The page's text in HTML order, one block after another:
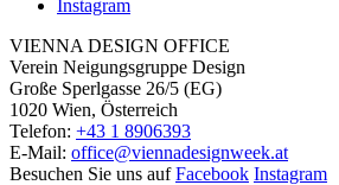
Instagram
VIENNA DESIGN OFFICE
Verein Neigungsgruppe Design
Große Sperlgasse 26/5 (EG)
1020 Wien, Österreich
Telefon: +43 1 8906393
E-Mail: office@viennadesignweek.at
Besuchen Sie uns aufFacebook Instagram